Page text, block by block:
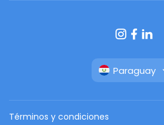
Botón de arrepentimiento
Paraguay
Términos y condiciones